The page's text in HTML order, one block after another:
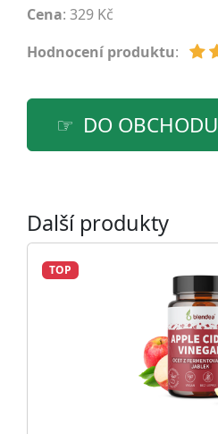
Cena: 329 Kč
Hodnocení produktu:
DO OBCHODU
Další produkty
TOP